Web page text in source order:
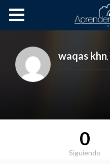
Cursos OnLine
waqas khn,
0
Siguiendo